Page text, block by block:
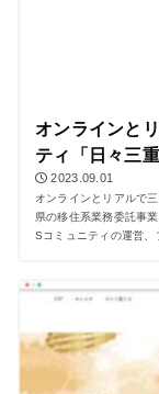
オンラインと
ティ「日々三重
2023.09.01
オンラインとリアルで
県の移住系業務委託事
Sコミュニティの運営、